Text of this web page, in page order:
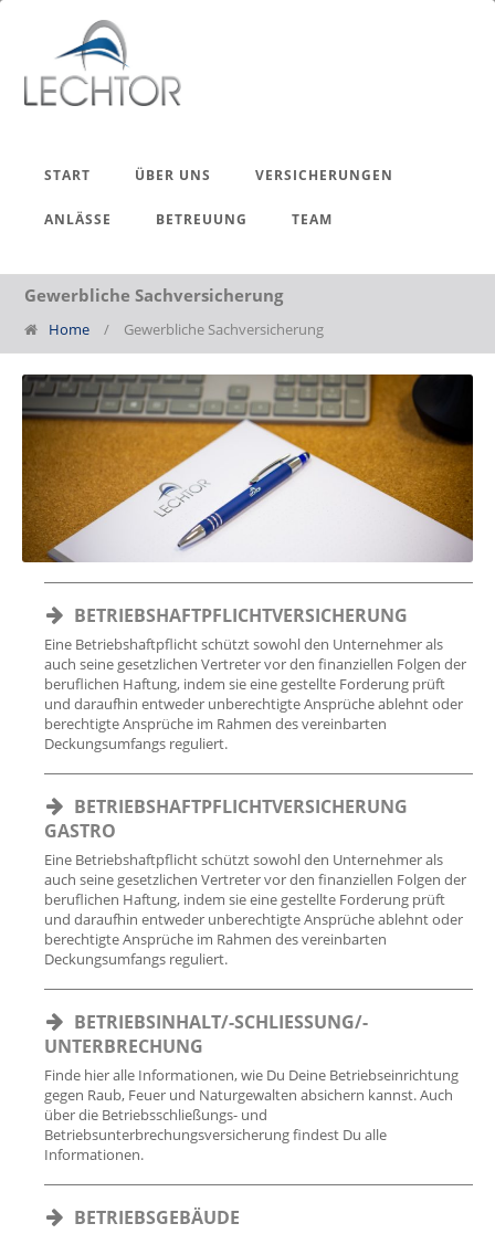
START ÜBER UNS VERSICHERUNGEN
ANLÄSSE BETREUUNG TEAM
Gewerbliche Sachversicherung
Home / Gewerbliche Sachversicherung
BETRIEBSHAFTPFLICHTVERSICHERUNG
Eine Betriebshaftpflicht schützt sowohl den Unternehmer als
auch seine gesetzlichen Vertreter vor den finanziellen Folgen der
beruflichen Haftung, indem sie eine gestellte Forderung prüft
und daraufhin entweder unberechtigte Ansprüche ablehnt oder
berechtigte Ansprüche im Rahmen des vereinbarten
Deckungsumfangs reguliert.
BETRIEBSHAFTPFLICHTVERSICHERUNG
GASTRO
Eine Betriebshaftpflicht schützt sowohl den Unternehmer als
auch seine gesetzlichen Vertreter vor den finanziellen Folgen der
beruflichen Haftung, indem sie eine gestellte Forderung prüft
und daraufhin entweder unberechtigte Ansprüche ablehnt oder
berechtigte Ansprüche im Rahmen des vereinbarten
Deckungsumfangs reguliert.
BETRIEBSINHALT/-SCHLIESSUNG/-U
NTERBRECHUNG
Finde hier alle Informationen, wie Du Deine Betriebseinrichtung
gegen Raub, Feuer und Naturgewalten absichern kannst. Auch
über die Betriebsschließungs- und
Betriebsunterbrechungsversicherung findest Du alle
Informationen.
BETRIEBSGEBÄUDE